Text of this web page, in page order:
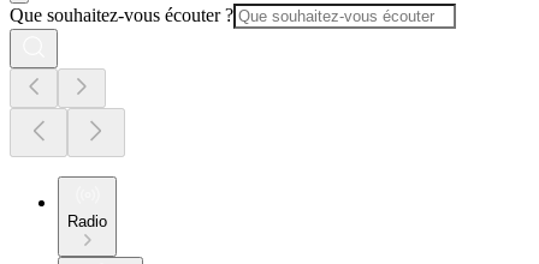
Que souhaitez-vous écouter ?
Radio